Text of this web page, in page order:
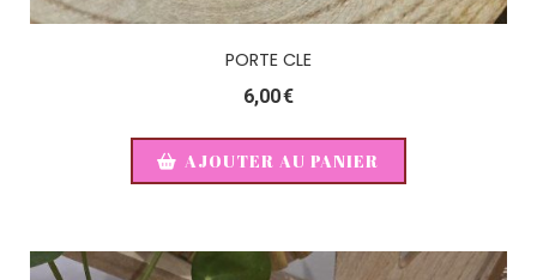
PORTE CLE
6,00€
AJOUTER AU PANIER